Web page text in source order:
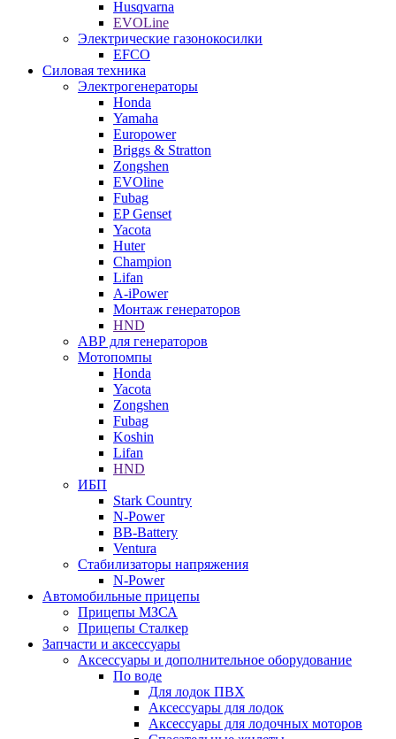
Husqvarna
EVOLine
Электрические газонокосилки
EFCO
Силовая техника
Электрогенераторы
Honda
Yamaha
Europower
Briggs & Stratton
Zongshen
EVOline
Fubag
EP Genset
Yacota
Huter
Champion
Lifan
A-iPower
Монтаж генераторов
HND
АВР для генераторов
Мотопомпы
Honda
Yacota
Zongshen
Fubag
Koshin
Lifan
HND
ИБП
Stark Country
N-Power
BB-Battery
Ventura
Стабилизаторы напряжения
N-Power
Автомобильные прицепы
Прицепы МЗСА
Прицепы Сталкер
Запчасти и аксессуары
Аксессуары и дополнительное оборудование
По воде
Для лодок ПВХ
Аксессуары для лодок
Аксессуары для лодочных моторов